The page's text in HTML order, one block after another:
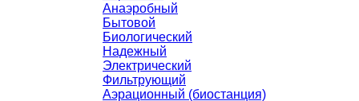
Анаэробный
Бытовой
Биологический
Надежный
Электрический
Фильтрующий
Аэрационный (биостанция)